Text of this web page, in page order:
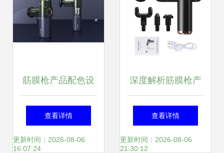
筋膜枪产品配色设
计 科学美学与情感
共鸣的艺术
查看详情
更新时间：2026-08-06
16:07:24
深度解析筋膜枪产
品渲染 视觉艺术的
肌肉松弛术
查看详情
更新时间：2026-08-06
21:30:12